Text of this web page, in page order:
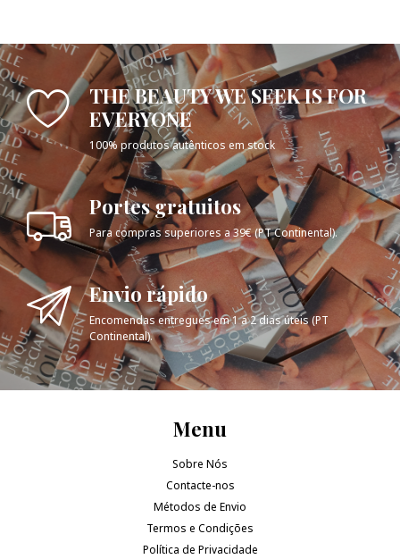
THE BEAUTY WE SEEK IS FOR
EVERYONE
100% produtos autênticos em stock
Portes gratuitos
Para compras superiores a 39€ (PT Continental).
Envio rápido
Encomendas entregues em 1 a 2 dias úteis (PT
Continental).
Menu
Sobre Nós
Contacte-nos
Métodos de Envio
Termos e Condições
Política de Privacidade